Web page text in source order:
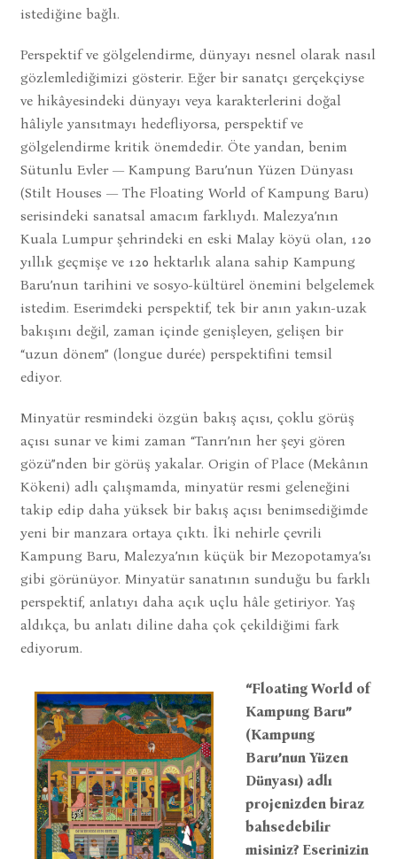
istediğine bağlı.
Perspektif ve gölgelendirme, dünyayı nesnel olarak nasıl
gözlemlediğimizi gösterir. Eğer bir sanatçı gerçekçiyse
ve hikâyesindeki dünyayı veya karakterlerini doğal
hâliyle yansıtmayı hedefliyorsa, perspektif ve
gölgelendirme kritik önemdedir. Öte yandan, benim
Sütunlu Evler — Kampung Baru’nun Yüzen Dünyası
(Stilt Houses — The Floating World of Kampung Baru)
serisindeki sanatsal amacım farklıydı. Malezya’nın
Kuala Lumpur şehrindeki en eski Malay köyü olan, 120
yıllık geçmişe ve 120 hektarlık alana sahip Kampung
Baru’nun tarihini ve sosyo-kültürel önemini belgelemek
istedim. Eserimdeki perspektif, tek bir anın yakın-uzak
bakışını değil, zaman içinde genişleyen, gelişen bir
“uzun dönem” (longue durée) perspektifini temsil
ediyor.
Minyatür resmindeki özgün bakış açısı, çoklu görüş
açısı sunar ve kimi zaman “Tanrı’nın her şeyi gören
gözü”nden bir görüş yakalar. Origin of Place (Mekânın
Kökeni) adlı çalışmamda, minyatür resmi geleneğini
takip edip daha yüksek bir bakış açısı benimsediğimde
yeni bir manzara ortaya çıktı. İki nehirle çevrili
Kampung Baru, Malezya’nın küçük bir Mezopotamya’sı
gibi görünüyor. Minyatür sanatının sunduğu bu farklı
perspektif, anlatıyı daha açık uçlu hâle getiriyor. Yaş
aldıkça, bu anlatı diline daha çok çekildiğimi fark
ediyorum.
“Floating World of
Kampung Baru”
(Kampung
Baru’nun Yüzen
Dünyası) adlı
projenizden biraz
bahsedebilir
misiniz? Eserinizin